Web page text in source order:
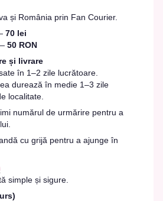
și România prin Fan Courier.
70 lei
50 RON
și livrare
în 1–2 zile lucrătoare.
durează în medie 1–3 zile
localitate.
numărul de urmărire pentru a
cu grijă pentru a ajunge în
simple și sigure.